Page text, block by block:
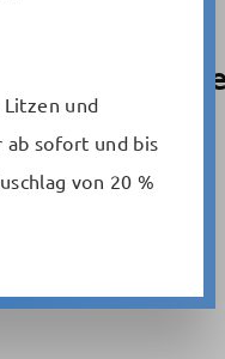
und
und
ab sofort und bis
von 20 %